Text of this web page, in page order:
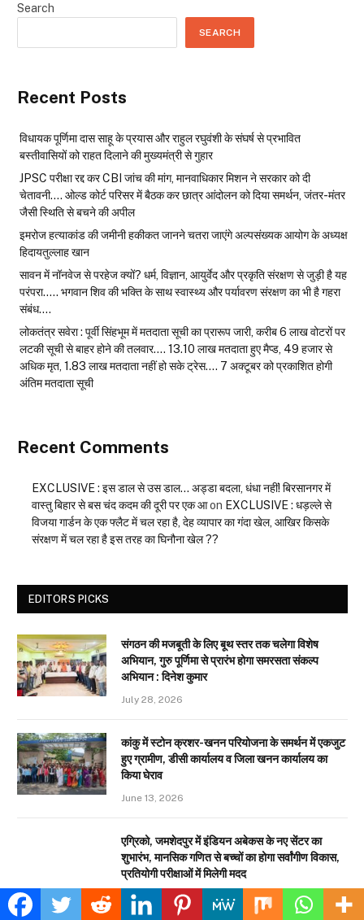
Search
SEARCH
Recent Posts
विधायक पूर्णिमा दास साहू के प्रयास और राहुल रघुवंशी के संघर्ष से प्रभावित
बस्तीवासियों को राहत दिलाने की मुख्यमंत्री से गुहार
JPSC परीक्षा रद्द कर CBI जांच की मांग, मानवाधिकार मिशन ने सरकार को दी
चेतावनी…. ओल्ड कोर्ट परिसर में बैठक कर छात्र आंदोलन को दिया समर्थन, जंतर-मंतर
जैसी स्थिति से बचने की अपील
इमरोज हत्याकांड की जमीनी हकीकत जानने चतरा जाएंगे अल्पसंख्यक आयोग के अध्यक्ष
हिदायतुल्लाह खान
सावन में नॉनवेज से परहेज क्यों? धर्म, विज्ञान, आयुर्वेद और प्रकृति संरक्षण से जुड़ी है यह
परंपरा….. भगवान शिव की भक्ति के साथ स्वास्थ्य और पर्यावरण संरक्षण का भी है गहरा
संबंध….
लोकतंत्र सवेरा : पूर्वी सिंहभूम में मतदाता सूची का प्रारूप जारी, करीब 6 लाख वोटरों पर
लटकी सूची से बाहर होने की तलवार…. 13.10 लाख मतदाता हुए मैप्ड, 49 हजार से
अधिक मृत, 1.83 लाख मतदाता नहीं हो सके ट्रेस…. 7 अक्टूबर को प्रकाशित होगी
अंतिम मतदाता सूची
Recent Comments
EXCLUSIVE : इस डाल से उस डाल… अड्डा बदला, धंधा नहीं! बिरसानगर में
वास्तु बिहार से बस चंद कदम की दूरी पर एक आon EXCLUSIVE : धड़ल्ले से
विजया गार्डन के एक फ्लैट में चल रहा है, देह व्यापार का गंदा खेल, आखिर किसके
संरक्षण में चल रहा है इस तरह का घिनौना खेल ??
EDITORS PICKS
संगठन की मजबूती के लिए बूथ स्तर तक चलेगा विशेष
अभियान, गुरु पूर्णिमा से प्रारंभ होगा समरसता संकल्प
अभियान : दिनेश कुमार
July 28, 2026
कांकु में स्टोन क्रशर-खनन परियोजना के समर्थन में एकजुट
हुए ग्रामीण, डीसी कार्यालय व जिला खनन कार्यालय का
किया घेराव
June 13, 2026
एग्रिको, जमशेदपुर में इंडियन अबेकस के नए सेंटर का
शुभारंभ, मानसिक गणित से बच्चों का होगा सर्वांगीण विकास,
प्रतियोगी परीक्षाओं में मिलेगी मदद
April 20, 2026